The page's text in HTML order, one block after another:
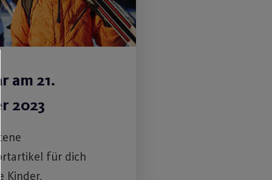
am 21.
2023
für dich
Kinder.